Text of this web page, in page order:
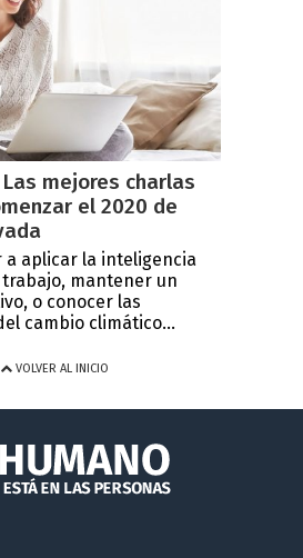
mejores charlas
el 2020 de
a aplicar la inteligencia
mantener un
o conocer las
cambio climático...
VOLVER AL INICIO